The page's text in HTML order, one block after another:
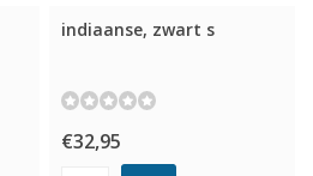
indiaanse, zwart s
€32,95